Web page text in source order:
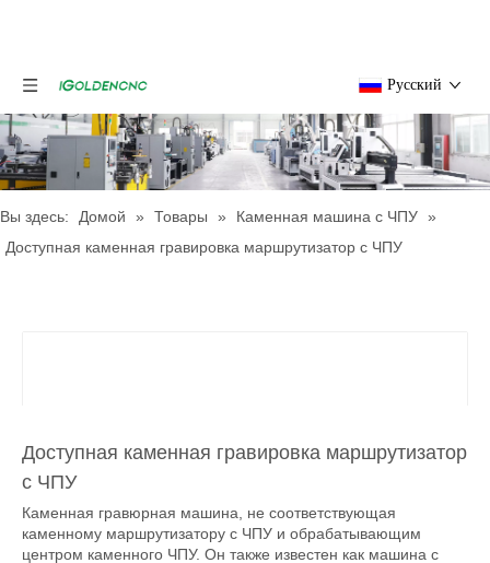
Pусский
Вы здесь: Домой » Товары » Каменная машина с ЧПУ »
Доступная каменная гравировка маршрутизатор с ЧПУ
Доступная каменная гравировка маршрутизатор
с ЧПУ
Каменная гравюрная машина, не соответствующая
каменному маршрутизатору с ЧПУ и обрабатывающим
центром каменного ЧПУ. Он также известен как машина с